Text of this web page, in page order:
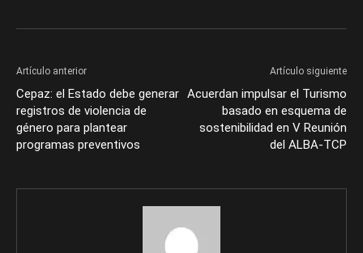
Artículo anterior
Cepaz: el Estado debe generar
registros de violencia de
género para plantear
programas preventivos
Artículo siguiente
Acuerdan impulsar el Turismo
basado en esquema de
sostenibilidad en V Reunión
del ALBA-TCP